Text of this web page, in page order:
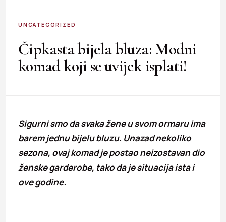
UNCATEGORIZED
Čipkasta bijela bluza: Modni
komad koji se uvijek isplati!
Sigurni smo da svaka žene u svom ormaru ima
barem jednu bijelu bluzu. Unazad nekoliko
sezona, ovaj komad je postao neizostavan dio
ženske garderobe, tako da je situacija ista i
ove godine.